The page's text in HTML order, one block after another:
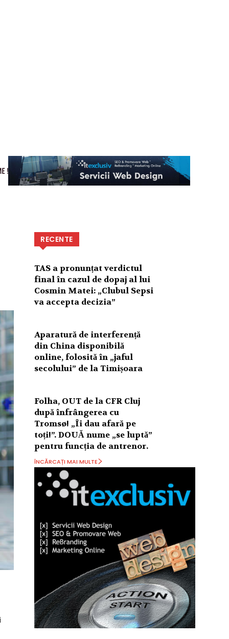
RECENTE
TAS a pronunțat verdictul
final în cazul de dopaj al lui
Cosmin Matei: „Clubul Sepsi
va accepta decizia”
Aparatură de interferență
din China disponibilă
online, folosită în „jaful
secolului” de la Timișoara
Folha, OUT de la CFR Cluj
după înfrângerea cu
Tromsø! „Îi dau afară pe
toți!”. DOUĂ nume „se luptă”
pentru funcția de antrenor.
ÎNCĂRCAȚI MAI MULTE